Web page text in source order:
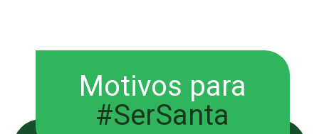
Motivos para
#SerSanta